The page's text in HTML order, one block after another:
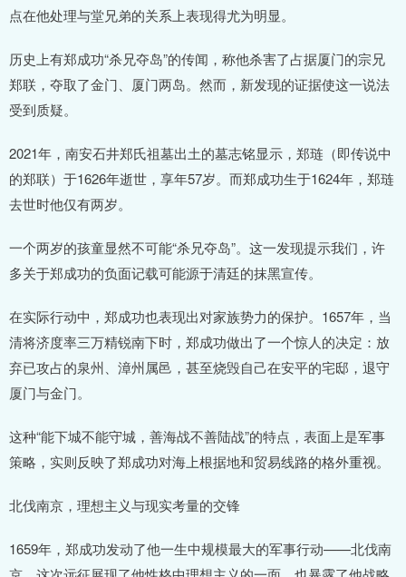
点在他处理与堂兄弟的关系上表现得尤为明显。
历史上有郑成功“杀兄夺岛”的传闻，称他杀害了占据厦门的宗兄
郑联，夺取了金门、厦门两岛。然而，新发现的证据使这一说法
受到质疑。
2021年，南安石井郑氏祖墓出土的墓志铭显示，郑琏（即传说中
的郑联）于1626年逝世，享年57岁。而郑成功生于1624年，郑琏
去世时他仅有两岁。
一个两岁的孩童显然不可能“杀兄夺岛”。这一发现提示我们，许
多关于郑成功的负面记载可能源于清廷的抹黑宣传。
在实际行动中，郑成功也表现出对家族势力的保护。1657年，当
清将济度率三万精锐南下时，郑成功做出了一个惊人的决定：放
弃已攻占的泉州、漳州属邑，甚至烧毁自己在安平的宅邸，退守
厦门与金门。
这种“能下城不能守城，善海战不善陆战”的特点，表面上是军事
策略，实则反映了郑成功对海上根据地和贸易线路的格外重视。
北伐南京，理想主义与现实考量的交锋
1659年，郑成功发动了他一生中规模最大的军事行动——北伐南